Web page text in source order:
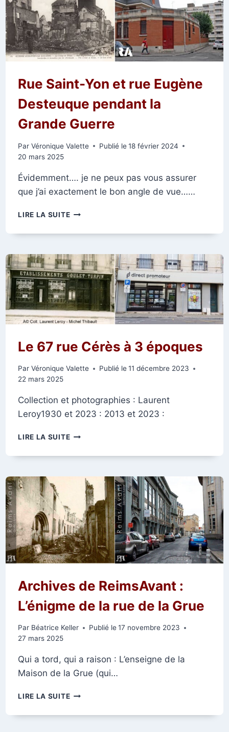
PRÉSIDENT
DE
LA
RÉPUBLIQUE
À
REIMS
Rue Saint-Yon et rue Eugène
Desteuque pendant la
Grande Guerre
Par Véronique Valette Publié le 18 février 2024
20 mars 2025
Évidemment…. je ne peux pas vous assurer
que j’ai exactement le bon angle de vue……
LIRE LA SUITERUE
YON
RUE
EUGÈNE
DESTEUQUE
PENDANT
LA
GRANDE
GUERRE
Le 67 rue Cérès à 3 époques
Par Véronique Valette Publié le 11 décembre 2023
22 mars 2025
Collection et photographies : Laurent
Leroy1930 et 2023 : 2013 et 2023 :
LIRE LA SUITELE
RUE
À
ÉPOQUES
Archives de ReimsAvant :
L’énigme de la rue de la Grue
Par Béatrice Keller Publié le 17 novembre 2023
27 mars 2025
Qui a tord, qui a raison : L’enseigne de la
Maison de la Grue (qui…
LIRE LA SUITEARCHIVES
REIMSAVANT